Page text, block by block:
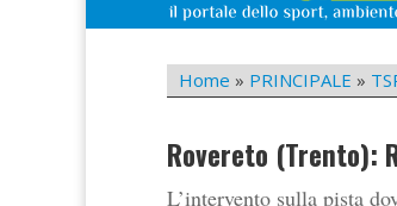
Home » PRINCIPALE »
Rovereto (Trento):
L’intervento sulla pista